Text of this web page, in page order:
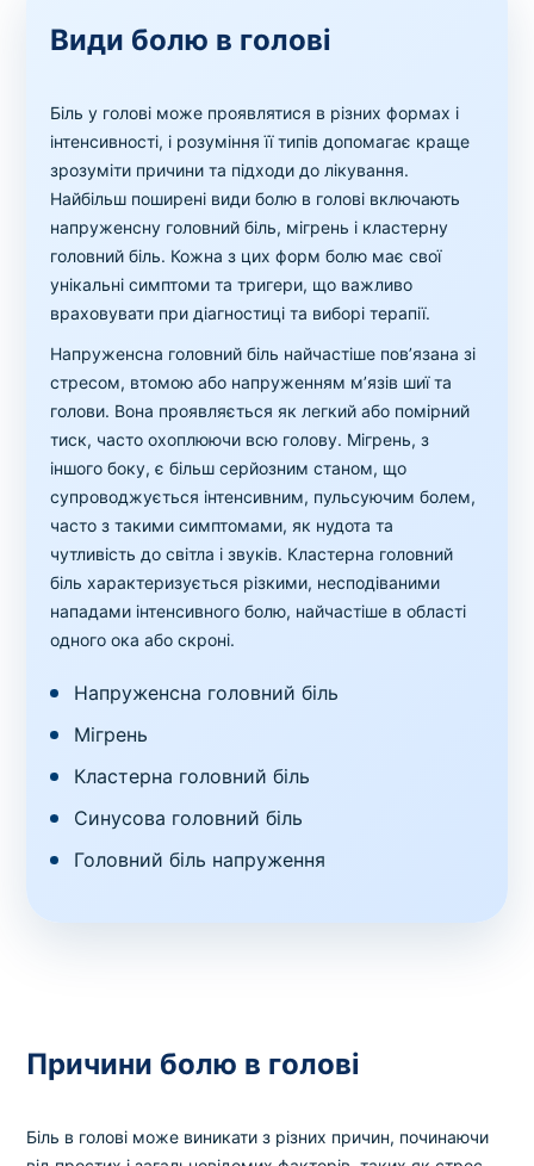
Види болю в голові
Біль у голові може проявлятися в різних формах і
інтенсивності, і розуміння її типів допомагає краще
зрозуміти причини та підходи до лікування.
Найбільш поширені види болю в голові включають
напруженсну головний біль, мігрень і кластерну
головний біль. Кожна з цих форм болю має свої
унікальні симптоми та тригери, що важливо
враховувати при діагностиці та виборі терапії.
Напруженсна головний біль найчастіше пов’язана зі
стресом, втомою або напруженням м’язів шиї та
голови. Вона проявляється як легкий або помірний
тиск, часто охоплюючи всю голову. Мігрень, з
іншого боку, є більш серйозним станом, що
супроводжується інтенсивним, пульсуючим болем,
часто з такими симптомами, як нудота та
чутливість до світла і звуків. Кластерна головний
біль характеризується різкими, несподіваними
нападами інтенсивного болю, найчастіше в області
одного ока або скроні.
Напруженсна головний біль
Мігрень
Кластерна головний біль
Синусова головний біль
Головний біль напруження
Причини болю в голові
Біль в голові може виникати з різних причин, починаючи